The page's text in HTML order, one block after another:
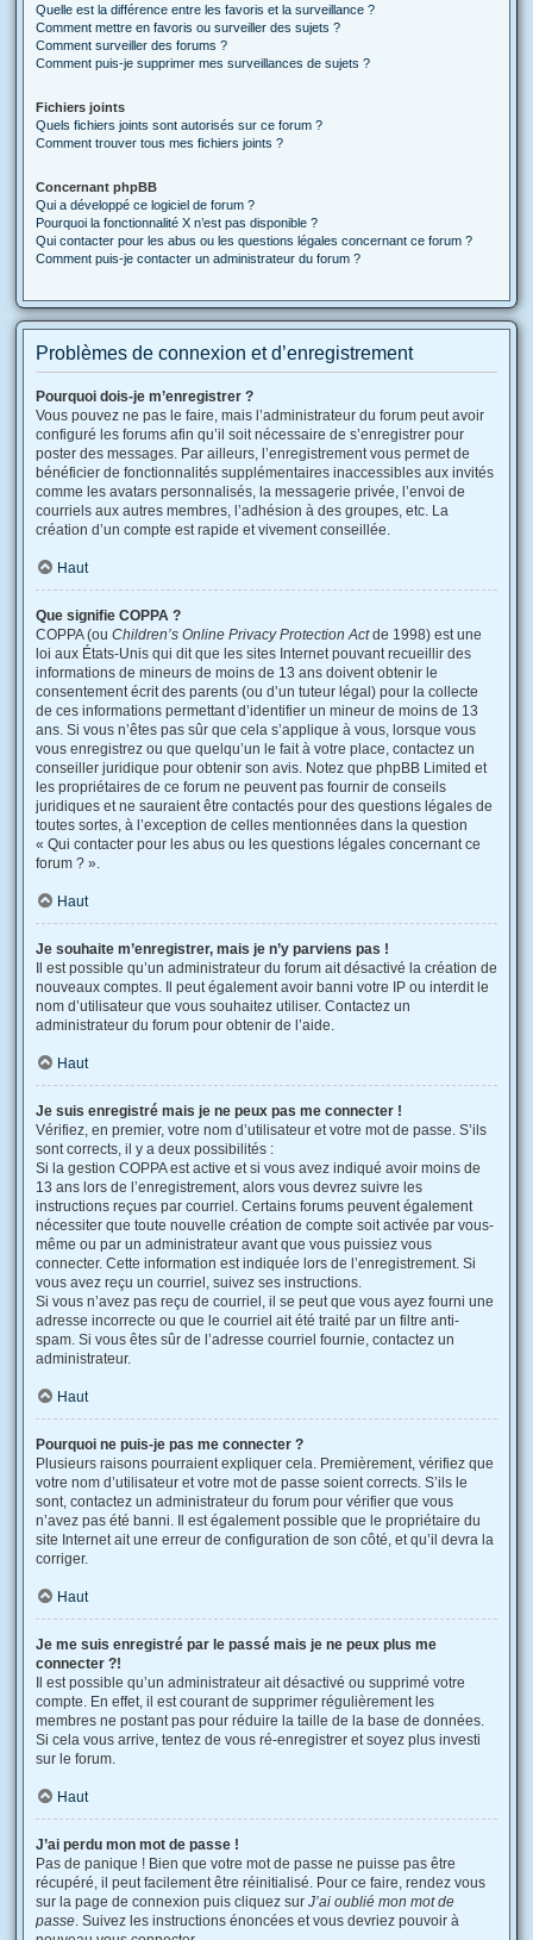
Quelle est la différence entre les favoris et la surveillance ?
Comment mettre en favoris ou surveiller des sujets ?
Comment surveiller des forums ?
Comment puis-je supprimer mes surveillances de sujets ?
Fichiers joints
Quels fichiers joints sont autorisés sur ce forum ?
Comment trouver tous mes fichiers joints ?
Concernant phpBB
Qui a développé ce logiciel de forum ?
Pourquoi la fonctionnalité X n’est pas disponible ?
Qui contacter pour les abus ou les questions légales concernant ce forum ?
Comment puis-je contacter un administrateur du forum ?
Problèmes de connexion et d’enregistrement
Pourquoi dois-je m’enregistrer ?
Vous pouvez ne pas le faire, mais l’administrateur du forum peut avoir
configuré les forums afin qu’il soit nécessaire de s’enregistrer pour
poster des messages. Par ailleurs, l’enregistrement vous permet de
bénéficier de fonctionnalités supplémentaires inaccessibles aux invités
comme les avatars personnalisés, la messagerie privée, l’envoi de
courriels aux autres membres, l’adhésion à des groupes, etc. La
création d’un compte est rapide et vivement conseillée.
Haut
Que signifie COPPA ?
COPPA (ou Children’s Online Privacy Protection Actde 1998) est une
loi aux États-Unis qui dit que les sites Internet pouvant recueillir des
informations de mineurs de moins de 13 ans doivent obtenir le
consentement écrit des parents (ou d’un tuteur légal) pour la collecte
de ces informations permettant d’identifier un mineur de moins de 13
ans. Si vous n’êtes pas sûr que cela s’applique à vous, lorsque vous
vous enregistrez ou que quelqu’un le fait à votre place, contactez un
conseiller juridique pour obtenir son avis. Notez que phpBB Limited et
les propriétaires de ce forum ne peuvent pas fournir de conseils
juridiques et ne sauraient être contactés pour des questions légales de
toutes sortes, à l’exception de celles mentionnées dans la question
« Qui contacter pour les abus ou les questions légales concernant ce
forum ? ».
Haut
Je souhaite m’enregistrer, mais je n’y parviens pas !
Il est possible qu’un administrateur du forum ait désactivé la création de
nouveaux comptes. Il peut également avoir banni votre IP ou interdit le
nom d’utilisateur que vous souhaitez utiliser. Contactez un
administrateur du forum pour obtenir de l’aide.
Haut
Je suis enregistré mais je ne peux pas me connecter !
Vérifiez, en premier, votre nom d’utilisateur et votre mot de passe. S’ils
sont corrects, il y a deux possibilités :
Si la gestion COPPA est active et si vous avez indiqué avoir moins de
13 ans lors de l’enregistrement, alors vous devrez suivre les
instructions reçues par courriel. Certains forums peuvent également
nécessiter que toute nouvelle création de compte soit activée par vous-
même ou par un administrateur avant que vous puissiez vous
connecter. Cette information est indiquée lors de l’enregistrement. Si
vous avez reçu un courriel, suivez ses instructions.
Si vous n’avez pas reçu de courriel, il se peut que vous ayez fourni une
adresse incorrecte ou que le courriel ait été traité par un filtre anti-
spam. Si vous êtes sûr de l’adresse courriel fournie, contactez un
administrateur.
Haut
Pourquoi ne puis-je pas me connecter ?
Plusieurs raisons pourraient expliquer cela. Premièrement, vérifiez que
votre nom d’utilisateur et votre mot de passe soient corrects. S’ils le
sont, contactez un administrateur du forum pour vérifier que vous
n’avez pas été banni. Il est également possible que le propriétaire du
site Internet ait une erreur de configuration de son côté, et qu’il devra la
corriger.
Haut
Je me suis enregistré par le passé mais je ne peux plus me
connecter ?!
Il est possible qu’un administrateur ait désactivé ou supprimé votre
compte. En effet, il est courant de supprimer régulièrement les
membres ne postant pas pour réduire la taille de la base de données.
Si cela vous arrive, tentez de vous ré-enregistrer et soyez plus investi
sur le forum.
Haut
J’ai perdu mon mot de passe !
Pas de panique ! Bien que votre mot de passe ne puisse pas être
récupéré, il peut facilement être réinitialisé. Pour ce faire, rendez vous
sur la page de connexion puis cliquez sur J’ai oublié mon mot de
passe. Suivez les instructions énoncées et vous devriez pouvoir à